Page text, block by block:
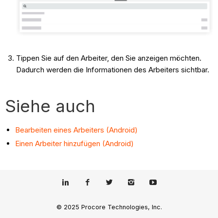
Tippen Sie auf den Arbeiter, den Sie anzeigen möchten.
Dadurch werden die Informationen des Arbeiters sichtbar.
Siehe auch
Bearbeiten eines Arbeiters (Android)
Einen Arbeiter hinzufügen (Android)
© 2025 Procore Technologies, Inc.